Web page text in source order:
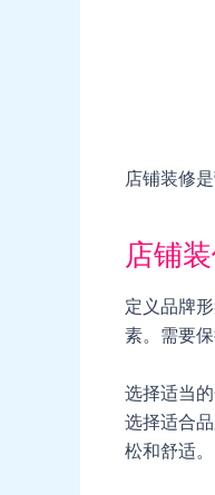
店铺装修
店铺
定义品牌
素。需要
选择适当
选择适合
松和舒适。